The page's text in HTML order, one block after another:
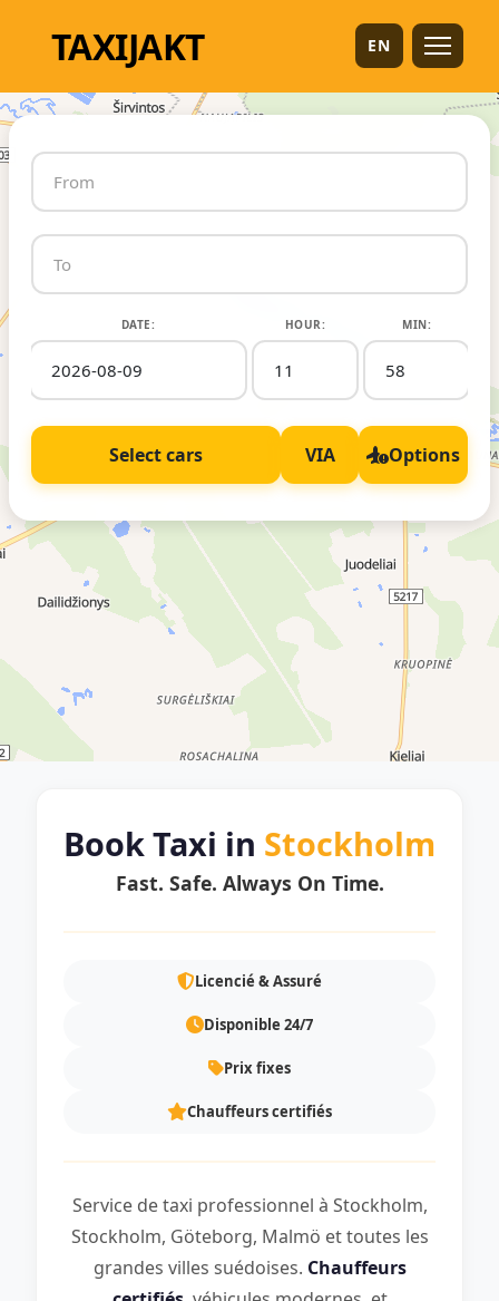
TAXIJAKT EN
DATE: HOUR: MIN:
Select cars VIA Options
Book Taxi in Stockholm
Fast. Safe. Always On Time.
Licencié & Assuré
Disponible 24/7
Prix fixes
Chauffeurs certifiés
Service de taxi professionnel à Stockholm,
Stockholm, Göteborg, Malmö et toutes les
grandes villes suédoises. Chauffeurs